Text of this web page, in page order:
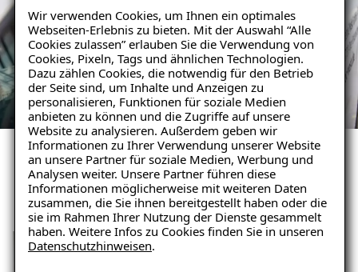
Wir verwenden Cookies, um Ihnen ein optimales
Webseiten-Erlebnis zu bieten. Mit der Auswahl “Alle
Cookies zulassen” erlauben Sie die Verwendung von
Cookies, Pixeln, Tags und ähnlichen Technologien.
Dazu zählen Cookies, die notwendig für den Betrieb
der Seite sind, um Inhalte und Anzeigen zu
personalisieren, Funktionen für soziale Medien
anbieten zu können und die Zugriffe auf unsere
Website zu analysieren. Außerdem geben wir
Informationen zu Ihrer Verwendung unserer Website
an unsere Partner für soziale Medien, Werbung und
Analysen weiter. Unsere Partner führen diese
Informationen möglicherweise mit weiteren Daten
zusammen, die Sie ihnen bereitgestellt haben oder die
sie im Rahmen Ihrer Nutzung der Dienste gesammelt
haben. Weitere Infos zu Cookies finden Sie in unseren
Datenschutzhinweisen.
Ihr Weg mit uns